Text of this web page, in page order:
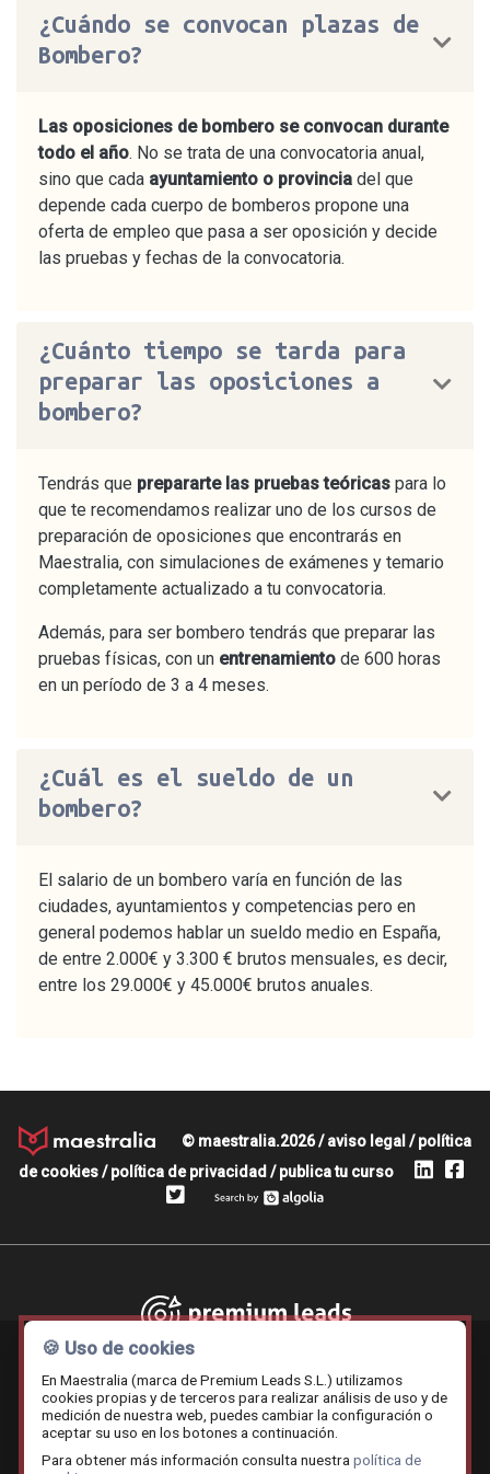
¿Cuándo se convocan plazas de
Bombero?
Las oposiciones de bombero se convocan durante
todo el año. No se trata de una convocatoria anual,
sino que cada ayuntamiento o provincia del que
depende cada cuerpo de bomberos propone una
oferta de empleo que pasa a ser oposición y decide
las pruebas y fechas de la convocatoria.
¿Cuánto tiempo se tarda para
preparar las oposiciones a
bombero?
Tendrás que prepararte las pruebas teóricas para lo
que te recomendamos realizar uno de los cursos de
preparación de oposiciones que encontrarás en
Maestralia, con simulaciones de exámenes y temario
completamente actualizado a tu convocatoria.
Además, para ser bombero tendrás que preparar las
pruebas físicas, con un entrenamiento de 600 horas
en un período de 3 a 4 meses.
¿Cuál es el sueldo de un
bombero?
El salario de un bombero varía en función de las
ciudades, ayuntamientos y competencias pero en
general podemos hablar un sueldo medio en España,
de entre 2.000€ y 3.300 € brutos mensuales, es decir,
entre los 29.000€ y 45.000€ brutos anuales.
© maestralia.2026 /aviso legal /política
de cookies/política de privacidad /publica tu curso
Premium leads
Contratar.online Beemy.es
🍪 Uso de cookies
En Maestralia (marca de Premium Leads S.L.) utilizamos
cookies propias y de terceros para realizar análisis de uso y de
medición de nuestra web, puedes cambiar la configuración o
aceptar su uso en los botones a continuación.
Para obtener más información consulta nuestrapolítica de